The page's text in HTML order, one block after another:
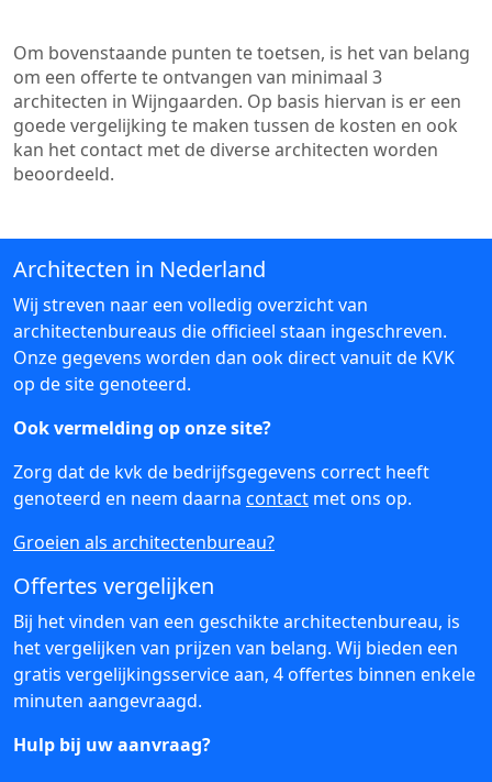
Om bovenstaande punten te toetsen, is het van belang
om een offerte te ontvangen van minimaal 3
architecten in Wijngaarden. Op basis hiervan is er een
goede vergelijking te maken tussen de kosten en ook
kan het contact met de diverse architecten worden
beoordeeld.
Architecten in Nederland
Wij streven naar een volledig overzicht van
architectenbureaus die officieel staan ingeschreven.
Onze gegevens worden dan ook direct vanuit de KVK
op de site genoteerd.
Ook vermelding op onze site?
Zorg dat de kvk de bedrijfsgegevens correct heeft
genoteerd en neem daarna contact met ons op.
Groeien als architectenbureau?
Offertes vergelijken
Bij het vinden van een geschikte architectenbureau, is
het vergelijken van prijzen van belang. Wij bieden een
gratis vergelijkingsservice aan, 4 offertes binnen enkele
minuten aangevraagd.
Hulp bij uw aanvraag?